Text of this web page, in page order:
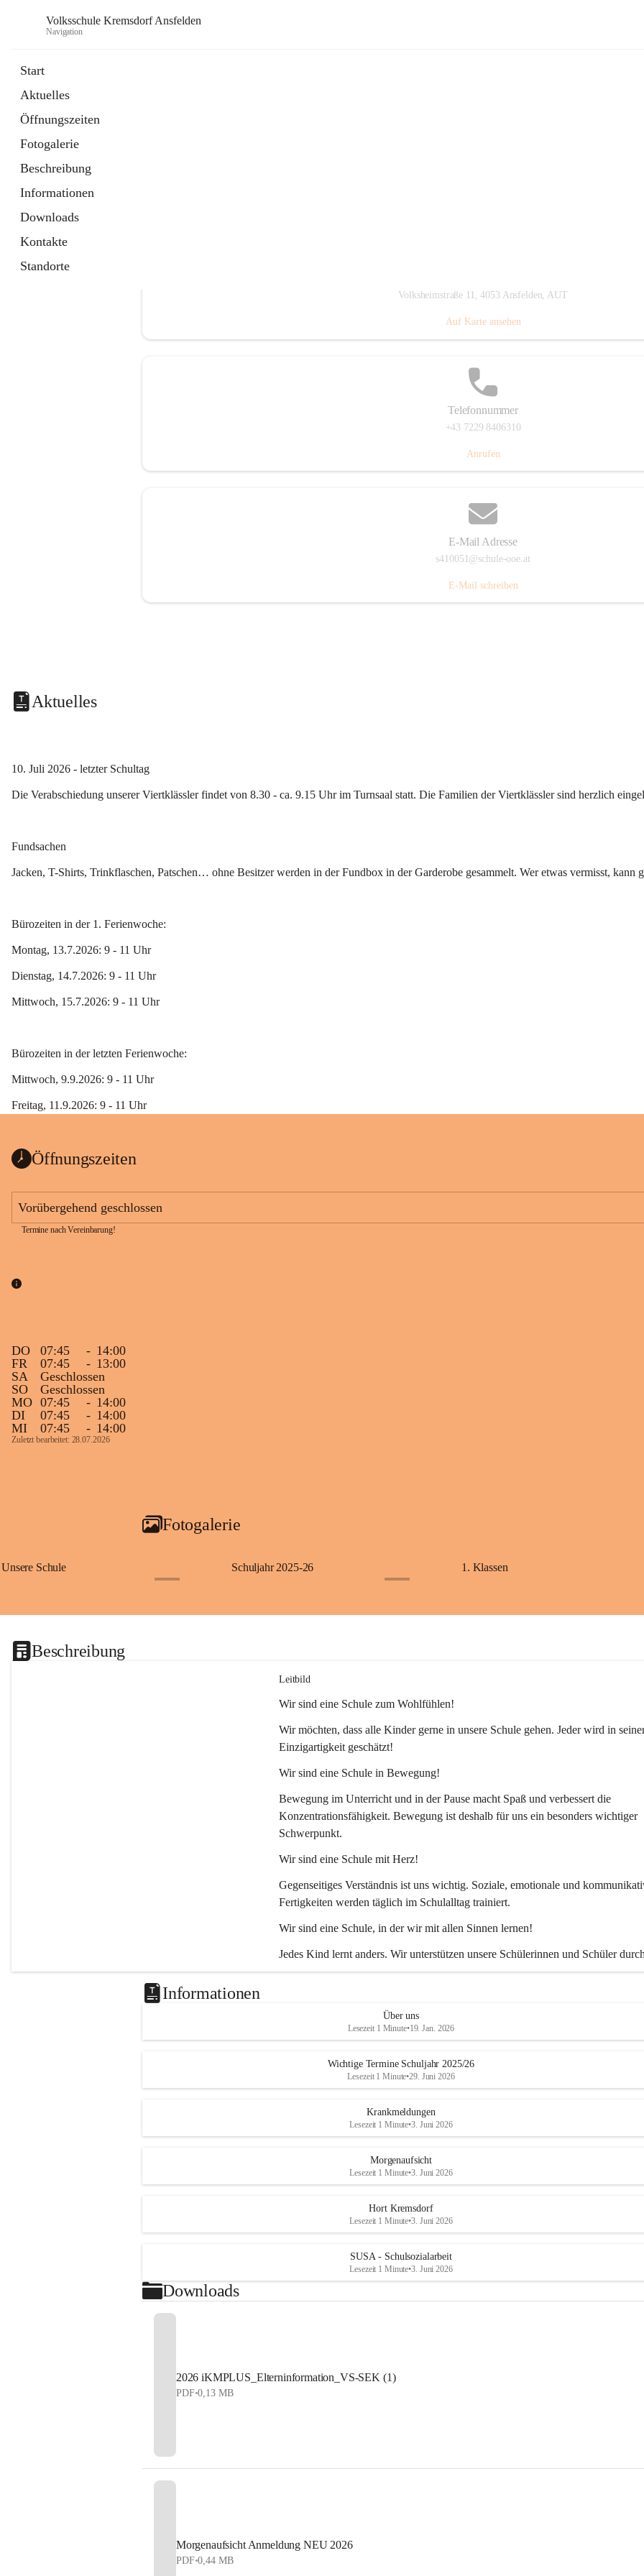
Volksschule Kremsdorf Ansfelden
Navigation
Start
Aktuelles
Öffnungszeiten
Fotogalerie
Beschreibung
Informationen
Downloads
Kontakte
Standorte
Volksheimstraße 11, 4053 Ansfelden, AUT
Auf Karte ansehen
Telefonnummer
+43 7229 8406310
Anrufen
E-Mail Adresse
s410051@schule-ooe.at
E-Mail schreiben
Aktuelles
10. Juli 2026 - letzter Schultag
Die Verabschiedung unserer Viertklässler findet von 8.30 - ca. 9.15 Uhr im Turnsaal statt. Die Familien der Viertklässler sind herzlich
Fundsachen
Jacken, T-Shirts, Trinkflaschen, Patschen… ohne Besitzer werden in der Fundbox in der Garderobe gesammelt. Wer etwas vermisst, kann
Bürozeiten in der 1. Ferienwoche:
Montag, 13.7.2026: 9 - 11 Uhr
Dienstag, 14.7.2026: 9 - 11 Uhr
Mittwoch, 15.7.2026: 9 - 11 Uhr
Bürozeiten in der letzten Ferienwoche:
Mittwoch, 9.9.2026: 9 - 11 Uhr
Freitag, 11.9.2026: 9 - 11 Uhr
Öffnungszeiten
Vorübergehend geschlossen
Termine nach Vereinbarung!
DO 07:45 - 14:00
FR
07:45 - 13:00
SA
Geschlossen
SO
Geschlossen
MO 07:45 - 14:00
DI
07:45 - 14:00
MI
07:45 - 14:00
Zuletzt bearbeitet: 28.07.2026
Fotogalerie
Unsere Schule Schuljahr 2025-26 1. Klassen
Beschreibung
Leitbild
Wir sind eine Schule zum Wohlfühlen!
Wir möchten, dass alle Kinder gerne in unsere Schule gehen. Jeder wird in
Einzigartigkeit geschätzt!
Wir sind eine Schule in Bewegung!
Bewegung im Unterricht und in der Pause macht Spaß und verbessert die
Konzentrationsfähigkeit. Bewegung ist deshalb für uns ein besonders wichtiger
Schwerpunkt.
Wir sind eine Schule mit Herz!
Gegenseitiges Verständnis ist uns wichtig. Soziale, emotionale und
Fertigkeiten werden täglich im Schulalltag trainiert.
Wir sind eine Schule, in der wir mit allen Sinnen lernen!
Jedes Kind lernt anders. Wir unterstützen unsere Schülerinnen und Schüler
unterschiedliche Methoden dabei, die bestmöglichen Lernergebnisse zu erzielen.
Informationen
Über uns
Lesezeit 1 Minute•19. Jan. 2026
Wichtige Termine Schuljahr 2025/26
Lesezeit 1 Minute•29. Juni 2026
Krankmeldungen
Lesezeit 1 Minute•3. Juni 2026
Morgenaufsicht
Lesezeit 1 Minute•3. Juni 2026
Hort Kremsdorf
Lesezeit 1 Minute•3. Juni 2026
SUSA - Schulsozialarbeit
Lesezeit 1 Minute•3. Juni 2026
Downloads
2026 iKMPLUS_Elterninformation_VS-SEK (1)
PDF•0,13 MB
Morgenaufsicht Anmeldung NEU 2026
PDF•0,44 MB